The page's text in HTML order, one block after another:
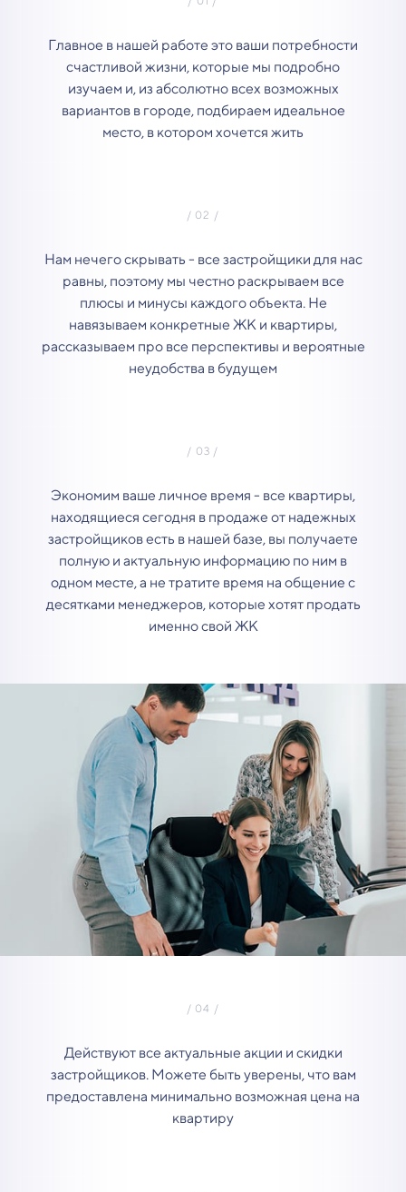
Главное в нашей работе это ваши потребности
счастливой жизни, которые мы подробно
изучаем и, из абсолютно всех возможных
вариантов в городе, подбираем идеальное
место, в котором хочется жить
Нам нечего скрывать - все застройщики для нас
равны, поэтому мы честно раскрываем все
плюсы и минусы каждого объекта. Не
навязываем конкретные ЖК и квартиры,
рассказываем про все перспективы и вероятные
неудобства в будущем
Экономим ваше личное время - все квартиры,
находящиеся сегодня в продаже от надежных
застройщиков есть в нашей базе, вы получаете
полную и актуальную информацию по ним в
одном месте, а не тратите время на общение с
десятками менеджеров, которые хотят продать
именно свой ЖК
Действуют все актуальные акции и скидки
застройщиков. Можете быть уверены, что вам
предоставлена минимально возможная цена на
квартиру